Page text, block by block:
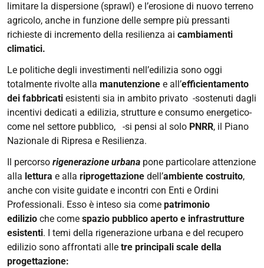
limitare la dispersione (sprawl) e l’erosione di nuovo terreno
agricolo, anche in funzione delle sempre più pressanti
richieste di incremento della resilienza ai cambiamenti
climatici.
Le politiche degli investimenti nell’edilizia sono oggi
totalmente rivolte alla manutenzione e all’efficientamento
dei fabbricati esistenti sia in ambito privato -sostenuti dagli
incentivi dedicati a edilizia, strutture e consumo energetico-
come nel settore pubblico, -si pensi al solo PNRR, il Piano
Nazionale di Ripresa e Resilienza.
Il percorso rigenerazione urbana pone particolare attenzione
alla lettura e alla riprogettazione dell’ambiente costruito,
anche con visite guidate e incontri con Enti e Ordini
Professionali. Esso è inteso sia come patrimonio
edilizio che come spazio pubblico aperto e infrastrutture
esistenti. I temi della rigenerazione urbana e del recupero
edilizio sono affrontati alle tre principali scale della
progettazione: